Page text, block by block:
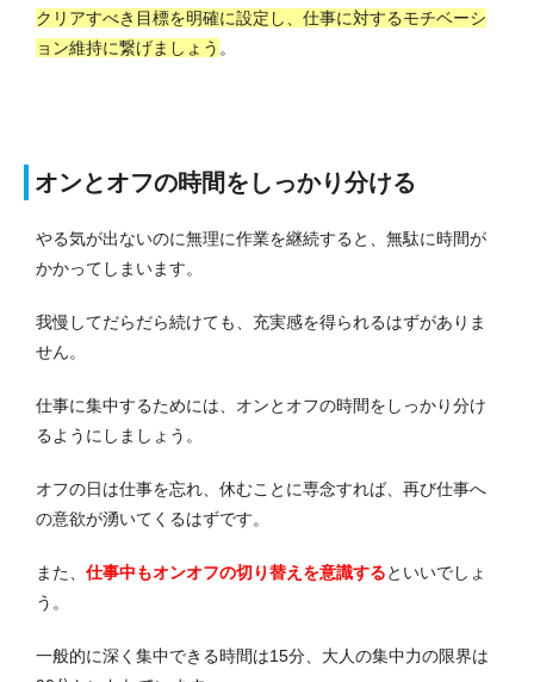
クリアすべき目標を明確に設定し、仕事に対するモチベーシ
ョン維持に繋げましょう 。
オンとオフの時間をしっかり分ける
やる気が出ないのに無理に作業を継続すると、無駄に時間が
かかってしまいます。
我慢してだらだら続けても、充実感を得られるはずがありま
せん。
仕事に集中するためには、オンとオフの時間をしっかり分け
るようにしましょう。
オフの日は仕事を忘れ、休むことに専念すれば、再び仕事へ
の意欲が湧いてくるはずです。
また、 仕事中もオンオフの切り替えを意識するといいでしょ
う。
一般的に深く集中できる時間は15分、大人の集中力の限界は